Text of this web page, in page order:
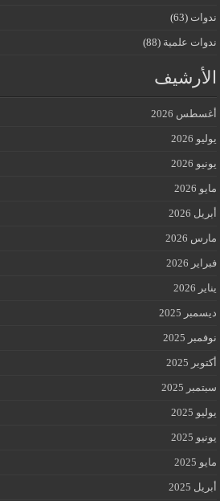
ندوات (63)
ندوات علمية (88)
الأرشيف
أغسطس 2026
يوليو 2026
يونيو 2026
مايو 2026
أبريل 2026
مارس 2026
فبراير 2026
يناير 2026
ديسمبر 2025
نوفمبر 2025
أكتوبر 2025
سبتمبر 2025
يوليو 2025
يونيو 2025
مايو 2025
أبريل 2025